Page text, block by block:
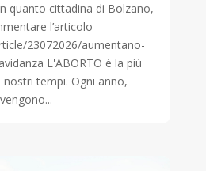
quanto cittadina di Bolzano,
l’articolo
23072026/aumentano-
L'ABORTO è la più
nostri tempi. Ogni anno,